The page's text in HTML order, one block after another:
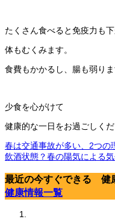
たくさん食べると免疫力も下
体もむくみます。
食費もかかるし、腸も弱りま
少食を心がけて
健康的な一日をお過ごしく
春は交通事故が多い、2つの
飲酒状態？春の陽気による
最近の今すぐできる 健
健康情報一覧